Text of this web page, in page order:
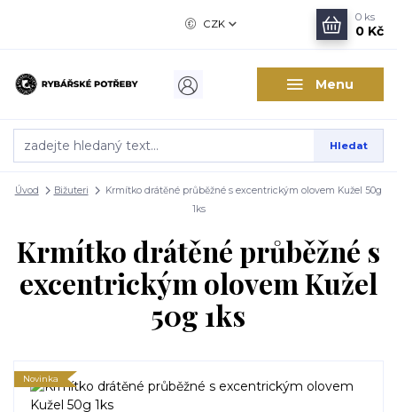
Menu
CZK
Hledat
0 ks
0 Kč
Úvod Bižuteri
Krmítko drátěné průběžné s excentrickým olovem Kužel 50g
1ks
Krmítko drátěné průběžné s
excentrickým olovem Kužel
50g 1ks
Novinka